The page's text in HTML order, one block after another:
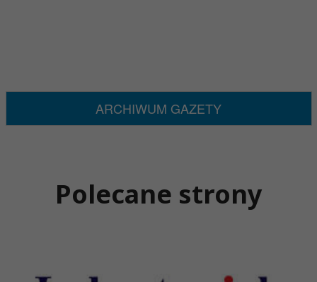
ARCHIWUM GAZETY
Polecane strony